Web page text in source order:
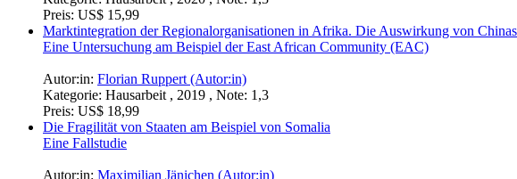
Preis: US$ 15,99
Marktintegration der Regionalorganisationen in Afrika. Die Auswirkung von
Eine Untersuchung am Beispiel der East African Community (EAC)
Autor:in: Florian Ruppert (Autor:in)
Kategorie: Hausarbeit , 2019 , Note: 1,3
Preis: US$ 18,99
Die Fragilität von Staaten am Beispiel von Somalia
Eine Fallstudie
Autor:in: Maximilian Jänichen (Autor:in)